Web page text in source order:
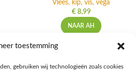
toestemming
gebruiken wij technologieën zoals cookies
Vlees, kip, vis, vega
€8,99
NAAR AH